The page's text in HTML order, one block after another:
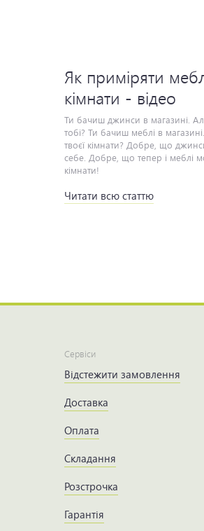
Як приміряти
кімнати - відео
Читати всю статтю
Сервіси
Відстежити замовлення
Доставка
Оплата
Складання
Розстрочка
Гарантія